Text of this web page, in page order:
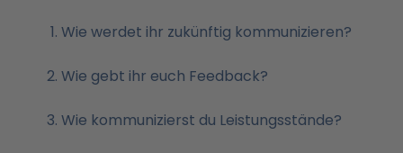
Wie werdet ihr zukünftig kommunizieren?
Wie gebt ihr euch Feedback?
Wie kommunizierst du Leistungsstände?